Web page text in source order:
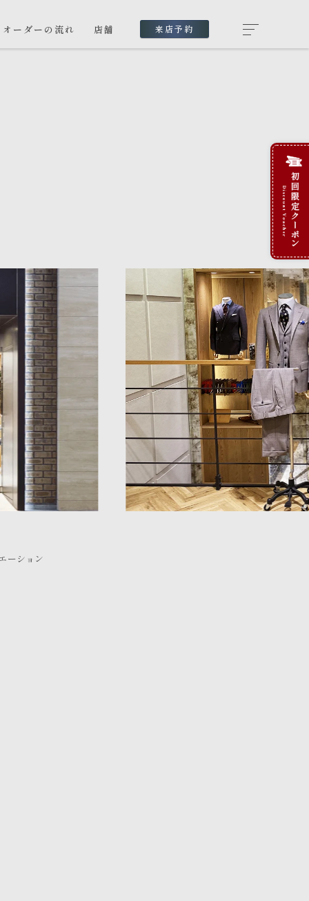
オーダーの流れ 店舗 来店予約
ーション